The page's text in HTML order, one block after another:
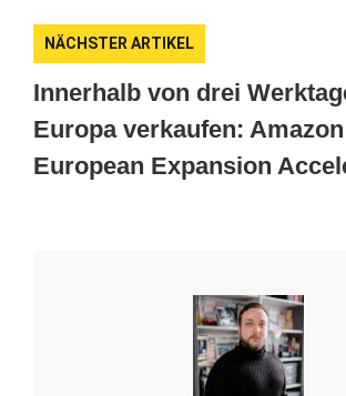
NÄCHSTER ARTIKEL
Innerhalb von drei
Europa verkaufen:
European Expansion